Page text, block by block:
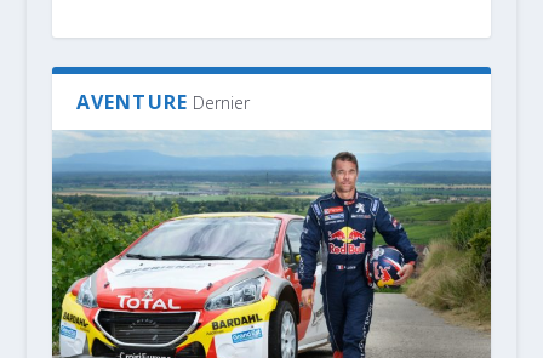
AVENTURE Dernier